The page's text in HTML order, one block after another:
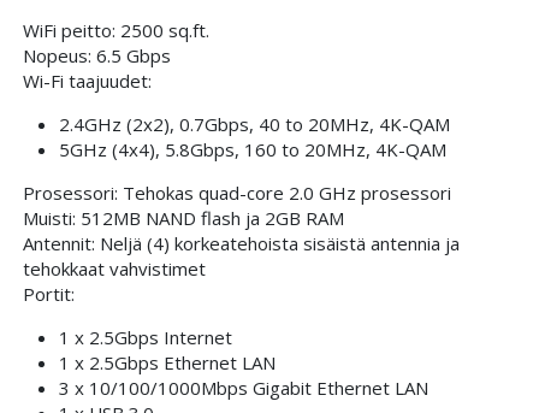
WiFi peitto: 2500 sq.ft.
Nopeus: 6.5 Gbps
Wi-Fi taajuudet:
2.4GHz (2x2), 0.7Gbps, 40 to 20MHz, 4K-QAM
5GHz (4x4), 5.8Gbps, 160 to 20MHz, 4K-QAM
Prosessori: Tehokas quad-core 2.0 GHz prosessori
Muisti: 512MB NAND flash ja 2GB RAM
Antennit: Neljä (4) korkeatehoista sisäistä antennia ja
tehokkaat vahvistimet
Portit:
1 x 2.5Gbps Internet
1 x 2.5Gbps Ethernet LAN
3 x 10/100/1000Mbps Gigabit Ethernet LAN